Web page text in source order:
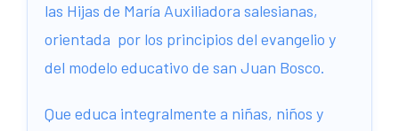
las Hijas de María Auxiliadora salesianas,
orientada por los principios del evangelio y
del modelo educativo de san Juan Bosco.
Que educa integralmente a niñas, niños y